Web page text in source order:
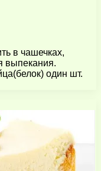
в чашечках,
выпекания.
один шт.